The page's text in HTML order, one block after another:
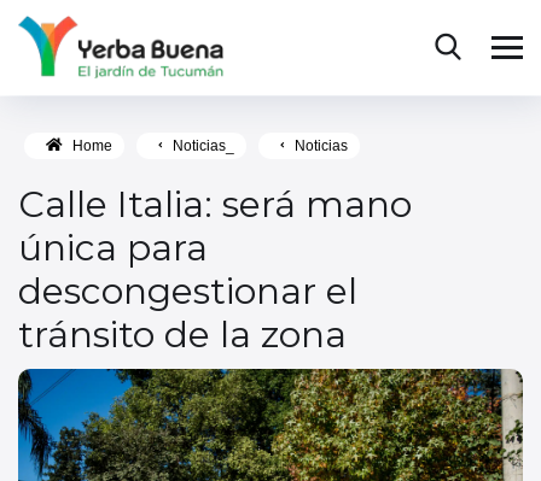
Home Noticias_ Noticias
Calle Italia: será mano
única para
descongestionar el
tránsito de la zona